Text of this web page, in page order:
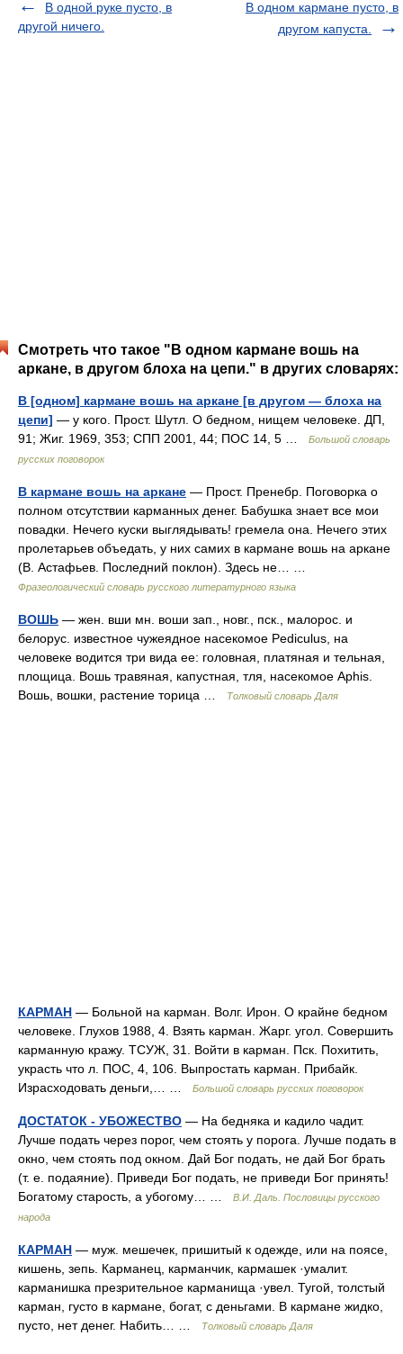
В одной руке пусто, в
другой ничего.
В одном кармане пусто, в
другом капуста.
Смотреть что такое "В одном кармане вошь на
аркане, в другом блоха на цепи." в других словарях:
В [одном] кармане вошь на аркане [в другом — блоха на
цепи] — у кого. Прост. Шутл. О бедном, нищем человеке. ДП,
91; Жиг. 1969, 353; СПП 2001, 44; ПОС 14, 5 …
Большой словарь
русских поговорок
В кармане вошь на аркане — Прост. Пренебр. Поговорка о
полном отсутствии карманных денег. Бабушка знает все мои
повадки. Нечего куски выглядывать! гремела она. Нечего этих
пролетарьев объедать, у них самих в кармане вошь на аркане
(В. Астафьев. Последний поклон). Здесь не… …
Фразеологический словарь русского литературного языка
ВОШЬ — жен. вши мн. воши зап., новг., пск., малорос. и
белорус. известное чужеядное насекомое Pediculus, на
человеке водится три вида ее: головная, платяная и тельная,
площица. Вошь травяная, капустная, тля, насекомое Aphis.
Вошь, вошки, растение торица …
Толковый словарь Даля
КАРМАН — Больной на карман. Волг. Ирон. О крайне бедном
человеке. Глухов 1988, 4. Взять карман. Жарг. угол. Совершить
карманную кражу. ТСУЖ, 31. Войти в карман. Пск. Похитить,
украсть что л. ПОС, 4, 106. Выпростать карман. Прибайк.
Израсходовать деньги,… …
Большой словарь русских поговорок
ДОСТАТОК - УБОЖЕСТВО — На бедняка и кадило чадит.
Лучше подать через порог, чем стоять у порога. Лучше подать в
окно, чем стоять под окном. Дай Бог подать, не дай Бог брать
(т. е. подаяние). Приведи Бог подать, не приведи Бог принять!
Богатому старость, а убогому… …
В.И. Даль. Пословицы русского
народа
КАРМАН — муж. мешечек, пришитый к одежде, или на поясе,
кишень, зепь. Карманец, карманчик, кармашек ·умалит.
карманишка презрительное карманища ·увел. Тугой, толстый
карман, густо в кармане, богат, с деньгами. В кармане жидко,
пусто, нет денег. Набить… …
Толковый словарь Даля